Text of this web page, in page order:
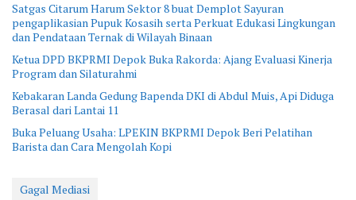
Satgas Citarum Harum Sektor 8 buat Demplot Sayuran
pengaplikasian Pupuk Kosasih serta Perkuat Edukasi Lingkungan
dan Pendataan Ternak di Wilayah Binaan
Ketua DPD BKPRMI Depok Buka Rakorda: Ajang Evaluasi Kinerja
Program dan Silaturahmi
Kebakaran Landa Gedung Bapenda DKI di Abdul Muis, Api Diduga
Berasal dari Lantai 11
Buka Peluang Usaha: LPEKIN BKPRMI Depok Beri Pelatihan
Barista dan Cara Mengolah Kopi
Gagal Mediasi